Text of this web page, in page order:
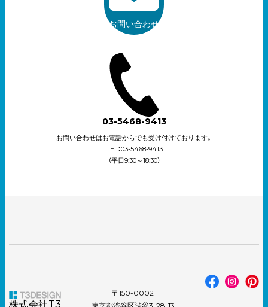
お問い合わせ
03-5468-9413
お問い合わせはお電話からでも受け付けております。
TEL：03-5468-9413
（平日9:30～18:30）
株式会社T3
〒150-0002